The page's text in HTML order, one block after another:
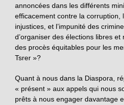
annoncées dans les différents
efficacement contre la corruption,
injustices, et l’impunité des
d’organiser des élections libres
des procès équitables pour les
Tsrer »?
Quant à nous dans la Diaspora,
« présent » aux appels qui nous
prêts à nous engager davantage